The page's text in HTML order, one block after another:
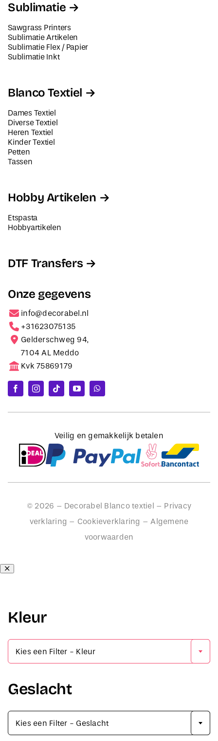
Sublimatie
Sawgrass Printers
Sublimatie Artikelen
Sublimatie Flex / Papier
Sublimatie Inkt
Blanco Textiel
Dames Textiel
Diverse Textiel
Heren Textiel
Kinder Textiel
Petten
Tassen
Hobby Artikelen
Etspasta
Hobbyartikelen
DTF Transfers
Onze gegevens
info@decorabel.nl
+31623075135
Gelderschweg 94,
7104 AL Meddo
Kvk 75869179
Veilig en gemakkelijk betalen
© 2026 – Decorabel Blanco textiel – Privacy
verklaring – Cookieverklaring –Algemene
voorwaarden
Kleur
Kies een Filter - Kleur
Geslacht
Kies een Filter - Geslacht